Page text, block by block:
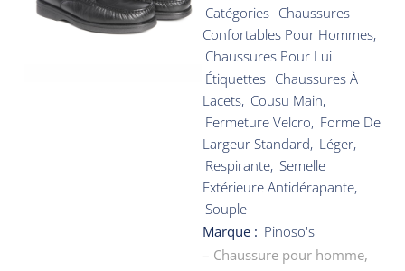
Catégories Chaussures
Confortables Pour Hommes,
Chaussures Pour Lui
Étiquettes Chaussures À
Lacets, Cousu Main,
Fermeture Velcro, Forme De
Largeur Standard, Léger,
Respirante, Semelle
Extérieure Antidérapante,
Souple
Marque : Pinoso's
– Chaussure pour homme,